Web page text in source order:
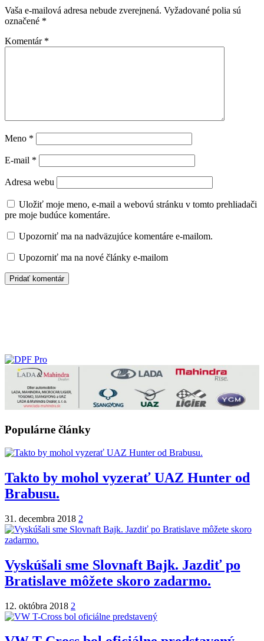
Vaša e-mailová adresa nebude zverejnená. Vyžadované polia sú
označené *
Komentár *
Meno *
E-mail *
Adresa webu
Uložiť moje meno, e-mail a webovú stránku v tomto prehliadači
pre moje budúce komentáre.
Upozorniť ma na nadväzujúce komentáre e-mailom.
Upozorniť ma na nové články e-mailom
Populárne články
Takto by mohol vyzerať UAZ Hunter od
Brabusu.
31. decembra 2018 2
Vyskúšali sme Slovnaft Bajk. Jazdiť po
Bratislave môžete skoro zadarmo.
12. októbra 2018 2